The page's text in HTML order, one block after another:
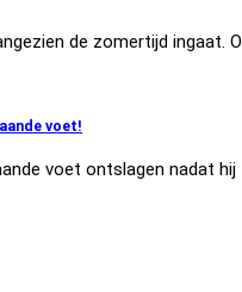
de zomertijd
voet!
voet ontslagen nadat